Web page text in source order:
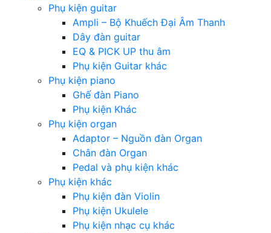
Phụ kiện guitar
Ampli – Bộ Khuếch Đại Âm Thanh
Dây đàn guitar
EQ & PICK UP thu âm
Phụ kiện Guitar khác
Phụ kiện piano
Ghế đàn Piano
Phụ kiện Khác
Phụ kiện organ
Adaptor – Nguồn đàn Organ
Chân đàn Organ
Pedal và phụ kiện khác
Phụ kiện khác
Phụ kiện đàn Violin
Phụ kiện Ukulele
Phụ kiện nhạc cụ khác